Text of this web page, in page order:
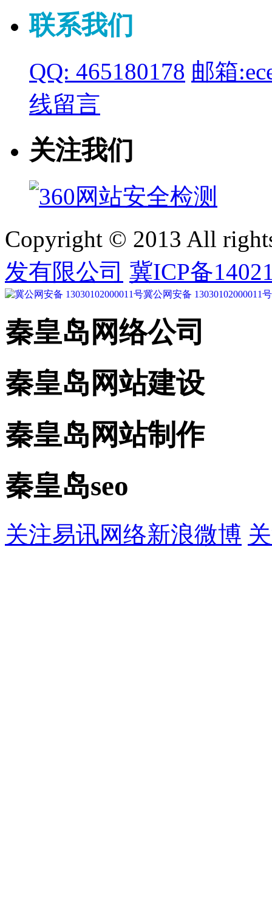
联系我们
QQ: 465180178 邮箱
线留言
关注我们
Copyright © 2013 All
发有限公司 冀ICP备
冀公网安备 13030102000011号
秦皇岛网络公司
秦皇岛网站建设
秦皇岛网站制作
秦皇岛seo
关注易讯网络新浪微博